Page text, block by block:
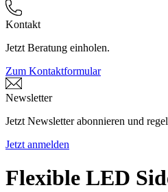
Kontakt
Jetzt Beratung einholen.
Zum Kontaktformular
Newsletter
Jetzt Newsletter abonnieren und
Jetzt anmelden
Flexible LED